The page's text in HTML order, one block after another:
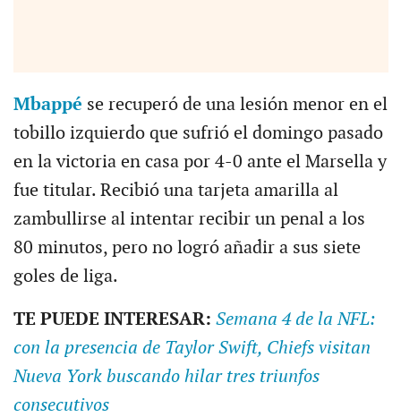
Mbappé se recuperó de una lesión menor en el
tobillo izquierdo que sufrió el domingo pasado
en la victoria en casa por 4-0 ante el Marsella y
fue titular. Recibió una tarjeta amarilla al
zambullirse al intentar recibir un penal a los
80 minutos, pero no logró añadir a sus siete
goles de liga.
TE PUEDE INTERESAR: Semana 4 de la NFL:
con la presencia de Taylor Swift, Chiefs visitan
Nueva York buscando hilar tres triunfos
consecutivos